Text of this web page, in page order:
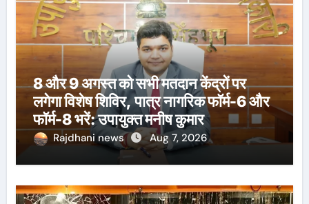
8 और 9 अगस्त को सभी मतदान केंद्रों पर
लगेगा विशेष शिविर, पात्र नागरिक फॉर्म-6 और
फॉर्म-8 भरें: उपायुक्त मनीष कुमार
Rajdhani news Aug 7, 2026